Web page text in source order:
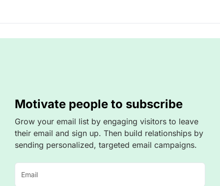
Motivate people to subscribe
Grow your email list by engaging visitors to leave
their email and sign up. Then build relationships by
sending personalized, targeted email campaigns.